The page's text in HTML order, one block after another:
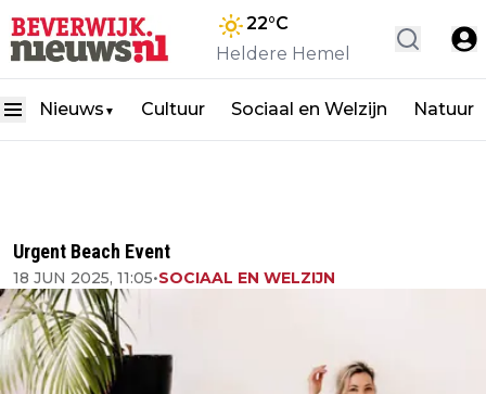
22°C
Heldere Hemel
Nieuws ▼ Cultuur Sociaal en Welzijn Natuur
Urgent Beach Event
18 JUN 2025, 11:05•SOCIAAL EN WELZIJN